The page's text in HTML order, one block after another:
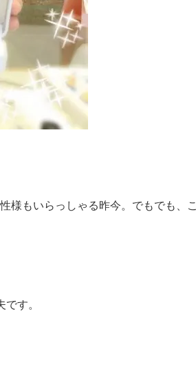
様もいらっしゃる昨今。でもでも、こ
す。